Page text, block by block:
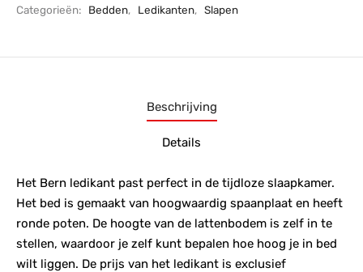
Categorieën:
Bedden, Ledikanten, Slapen
Beschrijving
Details
Het Bern ledikant past perfect in de tijdloze slaapkamer.
Het bed is gemaakt van hoogwaardig spaanplaat en heeft
ronde poten. De hoogte van de lattenbodem is zelf in te
stellen, waardoor je zelf kunt bepalen hoe hoog je in bed
wilt liggen. De prijs van het ledikant is exclusief